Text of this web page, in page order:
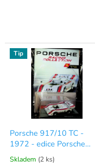
Tip
Porsche 917/10 TC -
1972 - edice Porsche
Racing Collection 09
Průměrné
Skladem (2 ks)